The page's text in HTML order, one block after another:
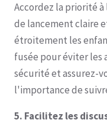
Accordez la priorité
de lancement claire
étroitement les
fusée pour éviter les
sécurité et assurez-
l'importance de
5. Facilitez les